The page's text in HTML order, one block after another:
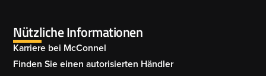
Nützliche Informationen
Karriere bei McConnel
Finden Sie einen autorisierten Händler